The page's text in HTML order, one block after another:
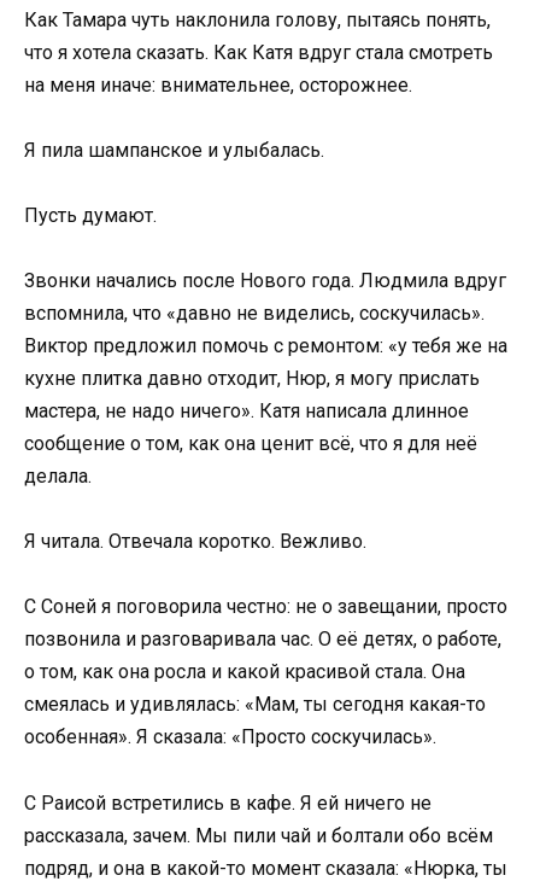
Как Тамара чуть наклонила голову, пытаясь понять,
что я хотела сказать. Как Катя вдруг стала смотреть
на меня иначе: внимательнее, осторожнее.
Я пила шампанское и улыбалась.
Пусть думают.
Звонки начались после Нового года. Людмила вдруг
вспомнила, что «давно не виделись, соскучилась».
Виктор предложил помочь с ремонтом: «у тебя же на
кухне плитка давно отходит, Нюр, я могу прислать
мастера, не надо ничего». Катя написала длинное
сообщение о том, как она ценит всё, что я для неё
делала.
Я читала. Отвечала коротко. Вежливо.
С Соней я поговорила честно: не о завещании, просто
позвонила и разговаривала час. О её детях, о работе,
о том, как она росла и какой красивой стала. Она
смеялась и удивлялась: «Мам, ты сегодня какая-то
особенная». Я сказала: «Просто соскучилась».
С Раисой встретились в кафе. Я ей ничего не
рассказала, зачем. Мы пили чай и болтали обо всём
подряд, и она в какой-то момент сказала: «Нюрка, ты